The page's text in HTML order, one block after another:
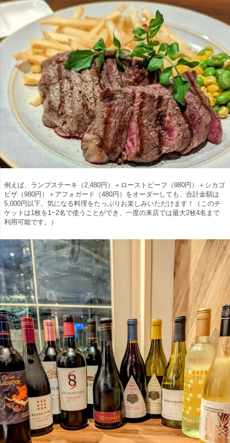
例えば、ランプステーキ（2,480円）＋ローストビーフ（980円）＋シカゴ
ピザ（980円）＋アフォガード（480円）をオーダーしても、合計金額は
5,000円以下。気になる料理をたっぷりお楽しみいただけます！（このチ
ケットは1枚を1~2名で使うことができ、一度の来店では最大2枚4名まで
利用可能です。）